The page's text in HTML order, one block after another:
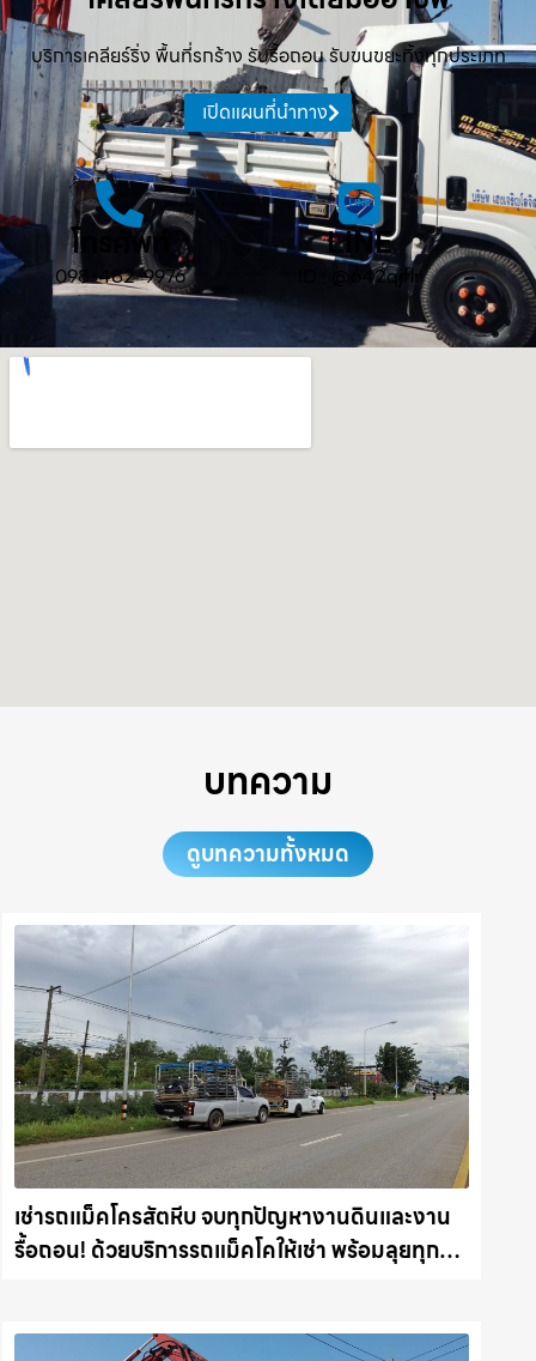
บริการเคลียร์ริ่ง พื้นที่รกร้าง รับรื้อถอน รับขนขยะทิ้งทุกประเภท
เปิดแผนที่นำทาง
โทรศัพท์
098-482-9976
LINE
ID : @642qjflr
บทความ
ดูบทความทั้งหมด
เช่ารถแม็คโครสัตหีบ จบทุกปัญหางานดินและงาน
รื้อถอน! ด้วยบริการรถแม็คโคให้เช่า พร้อมลุยทุก